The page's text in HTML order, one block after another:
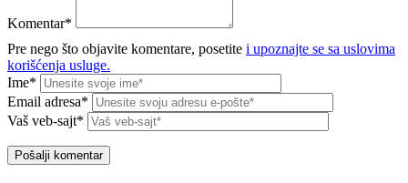
Komentar*
Pre nego što objavite komentare, posetite i upoznajte se sa uslovima
korišćenja usluge.
Ime*
Email adresa*
Vaš veb-sajt*